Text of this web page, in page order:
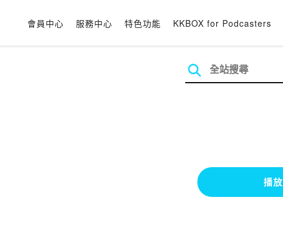
會員中心 服務中心 特色功能 KKBOX for Podcasters
播放